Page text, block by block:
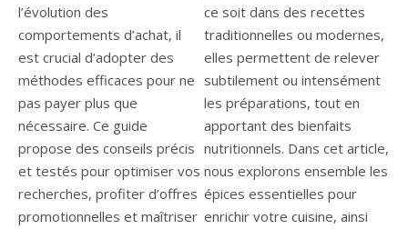
l’évolution des
comportements d’achat, il
est crucial d’adopter des
méthodes efficaces pour ne
pas payer plus que
nécessaire. Ce guide
propose des conseils précis
et testés pour optimiser vos
recherches, profiter d’offres
promotionnelles et maîtriser
ce soit dans des recettes
traditionnelles ou modernes,
elles permettent de relever
subtilement ou intensément
les préparations, tout en
apportant des bienfaits
nutritionnels. Dans cet article,
nous explorons ensemble les
épices essentielles pour
enrichir votre cuisine, ainsi